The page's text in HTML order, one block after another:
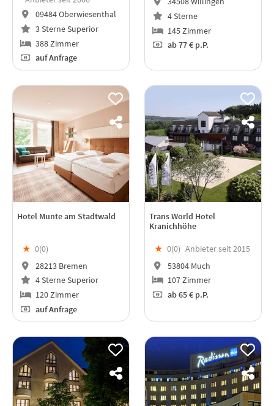
09484 Oberwiesenthal
3 Sterne Superior
388 Zimmer
auf Anfrage
4 Sterne
145 Zimmer
ab77 € p.P.
Hotel Munte am Stadtwald
★ 0(0)
28213 Bremen
4 Sterne Superior
120 Zimmer
auf Anfrage
Trans World Hotel
Kranichhöhe
★ 0(0) Anbieter seit 2015
53804 Much
107 Zimmer
ab65 € p.P.